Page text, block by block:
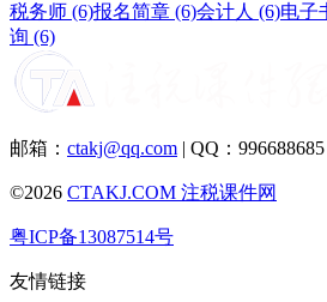
税务师 (6)报名简章 (6)会计人 (6)电子
询 (6)
邮箱： ctakj@qq.com | QQ：996688685
©2026 CTAKJ.COM 注税课件网
粤ICP备13087514号
友情链接